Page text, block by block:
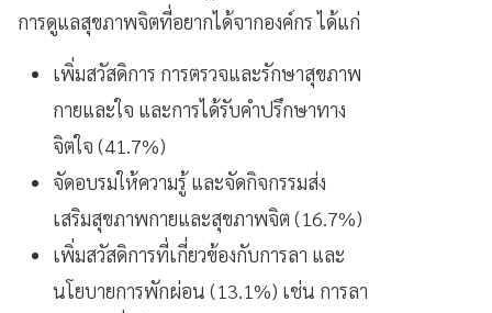
การดูแลสุขภาพจิตที่อยากได้จากองค์กร ได้แก่
เพิ่มสวัสดิการ การตรวจและรักษาสุขภาพ
กายและใจ และการได้รับคำปรึกษาทาง
จิตใจ (41.7%)
จัดอบรมให้ความรู้ และจัดกิจกรรมส่ง
เสริมสุขภาพกายและสุขภาพจิต (16.7%)
เพิ่มสวัสดิการที่เกี่ยวข้องกับการลา และ
นโยบายการพักผ่อน (13.1%) เช่น การลา